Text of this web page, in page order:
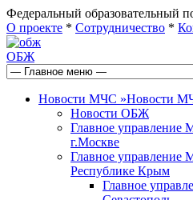
Федеральный
О проекте * Сотрудничество *
ОБЖ
Новости МЧС »Новости
Новости ОБЖ
Главное управление
г.Москве
Главное управление
Республике Крым
Главное